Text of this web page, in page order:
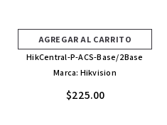
AGREGAR AL CARRITO
HikCentral-P-ACS-Base/2Base
Marca: Hikvision
$225.00